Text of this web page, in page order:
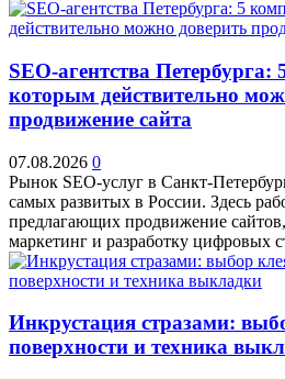
SEO-агентства
которым действительно
продвижение сайта
07.08.2026 0
Рынок SEO-услуг в Санкт-
самых развитых в России. Здесь
предлагающих продвижение
маркетинг и разработку цифровых
Инкрустация стразами:
поверхности и техника